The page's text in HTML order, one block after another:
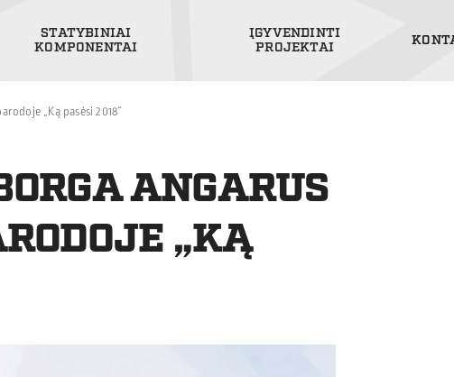
STATYBINIAI
KOMPONENTAI
ĮGYVENDINTI
PROJEKTAI
„Ką pasėsi 2018“
ANGARUS
„KĄ